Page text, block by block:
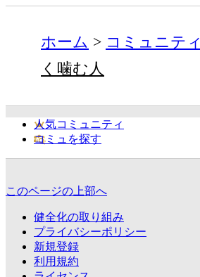
ホーム コミュニティ
く噛む人
人気コミュニティ
コミュを探す
このページの上部へ
健全化の取り組み
プライバシーポリシー
新規登録
利用規約